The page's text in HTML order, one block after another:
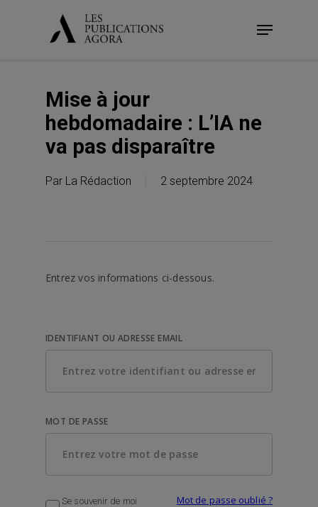
Menu
Mise à jour
hebdomadaire : L’IA ne
va pas disparaître
Par La Rédaction 2 septembre 2024
Entrez vos informations ci-dessous.
IDENTIFIANT OU ADRESSE EMAIL
MOT DE PASSE
Se souvenir de moi Mot de passe oublié ?